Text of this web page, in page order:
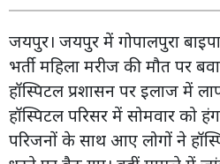
जयपुर। जयपुर में गोपालपुरा
भर्ती महिला मरीज की मौत पर
हॉस्पिटल प्रशासन पर इलाज में
हॉस्पिटल परिसर में सोमवार को
परिजनों के साथ आए लोगों ने